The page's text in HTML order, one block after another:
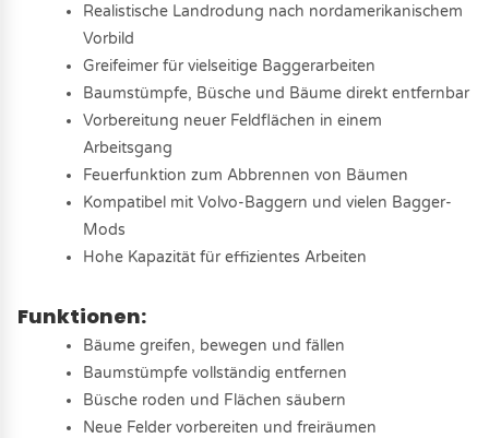
Realistische Landrodung nach nordamerikanischem
Vorbild
Greifeimer für vielseitige Baggerarbeiten
Baumstümpfe, Büsche und Bäume direkt entfernbar
Vorbereitung neuer Feldflächen in einem
Arbeitsgang
Feuerfunktion zum Abbrennen von Bäumen
Kompatibel mit Volvo-Baggern und vielen Bagger-
Mods
Hohe Kapazität für effizientes Arbeiten
Funktionen:
Bäume greifen, bewegen und fällen
Baumstümpfe vollständig entfernen
Büsche roden und Flächen säubern
Neue Felder vorbereiten und freiräumen